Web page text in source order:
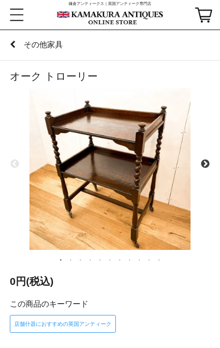
鎌倉アンティークス｜英国アンティーク専門店
その他家具
オーク トローリー
0円(税込)
この商品のキーワード
店舗什器におすすめの英国アンティーク